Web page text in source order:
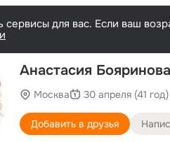
для вас. Если ваш
Анастасия Бояринова
Москва 30 апреля (41 год)
Добавить в друзья